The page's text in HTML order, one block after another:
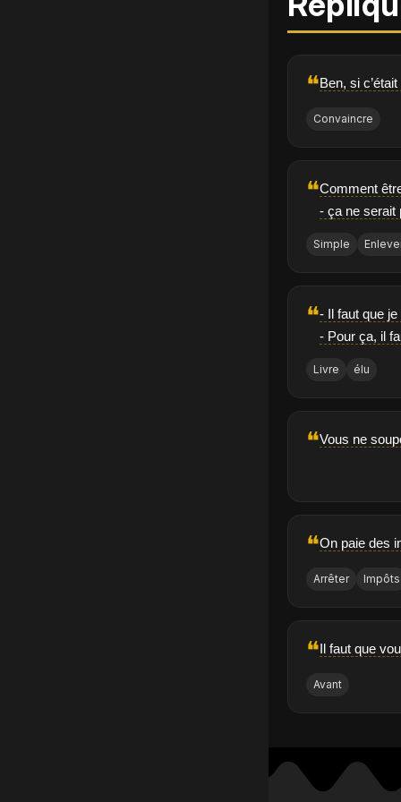
❝Ben, si
Convaincre
❝Comment
- ça ne serait
Simple
❝- Il faut que
- Pour ça, il
Livre élu
❝Vous ne
❝On paie des
Arrêter Impôts
❝Il faut que
Avant